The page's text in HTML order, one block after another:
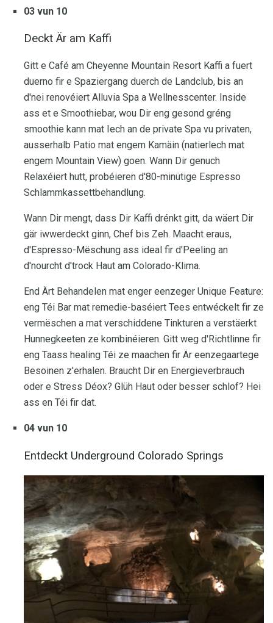
03 vun 10
Deckt Är am Kaffi
Gitt e Café am Cheyenne Mountain Resort Kaffi a fuert
duerno fir e Spaziergang duerch de Landclub, bis an
d'nei renovéiert Alluvia Spa a Wellnesscenter. Inside
ass et e Smoothiebar, wou Dir eng gesond gréng
smoothie kann mat Iech an de private Spa vu privaten,
ausserhalb Patio mat engem Kamäin (natierlech mat
engem Mountain View) goen. Wann Dir genuch
Relaxéiert hutt, probéieren d'80-minütige Espresso
Schlammkassettbehandlung.
Wann Dir mengt, dass Dir Kaffi drénkt gitt, da wäert Dir
gär iwwerdeckt ginn, Chef bis Zeh. Maacht eraus,
d'Espresso-Mëschung ass ideal fir d'Peeling an
d'nourcht d'trock Haut am Colorado-Klima.
End Ärt Behandelen mat enger eenzeger Unique Feature:
eng Téi Bar mat remedie-baséiert Tees entwéckelt fir ze
vermëschen a mat verschiddene Tinkturen a verstäerkt
Hunnegkeeten ze kombinéieren. Gitt weg d'Richtlinne fir
eng Taass healing Téi ze maachen fir Är eenzegaartege
Besoinen z'erhalen. Braucht Dir en Energieverbrauch
oder e Stress Déox? Glüh Haut oder besser schlof? Hei
ass en Téi fir dat.
04 vun 10
Entdeckt Underground Colorado Springs